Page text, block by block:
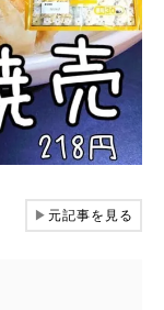
▶元記事を見る